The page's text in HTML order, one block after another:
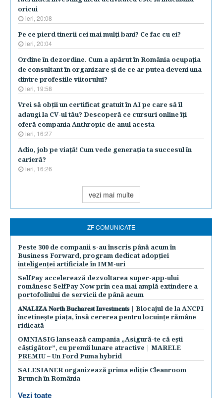
oricui
ieri, 20:08
Pe ce pierd tinerii cei mai mulţi bani? Ce fac cu ei?
ieri, 20:04
Ordine în dezordine. Cum a apărut în România ocupaţia
de consultant în organizare şi de ce ar putea deveni una
dintre profesiile viitorului?
ieri, 19:58
Vrei să obţii un certificat gratuit în AI pe care să îl
adaugi la CV-ul tău? Descoperă ce cursuri online îţi
oferă compania Anthropic de anul acesta
ieri, 16:27
Adio, job pe viaţă! Cum vede generaţia ta succesul în
carieră?
ieri, 16:26
vezi mai multe
ZF COMUNICATE
Peste 300 de companii s-au înscris până acum în
Business Forward, program dedicat adopției
inteligenței artificiale în IMM-uri
SelfPay accelerează dezvoltarea super-app-ului
românesc SelfPay Now prin cea mai amplă extindere a
portofoliului de servicii de până acum
𝐀𝐍𝐀𝐋𝐈𝐙𝐀 𝐍𝐨𝐫𝐭𝐡 𝐁𝐮𝐜𝐡𝐚𝐫𝐞𝐬𝐭 𝐈𝐧𝐯𝐞𝐬𝐭𝐦𝐞𝐧𝐭𝐬 | Blocajul de la ANCPI
încetinește piața, însă cererea pentru locuințe rămâne
ridicată
OMNIASIG lansează campania „Asigură-te că ești
câștigător”, cu premii lunare atractive | MARELE
PREMIU – Un Ford Puma hybrid
SALESIANER organizează prima ediție Cleanroom
Brunch în România
Vezi toate